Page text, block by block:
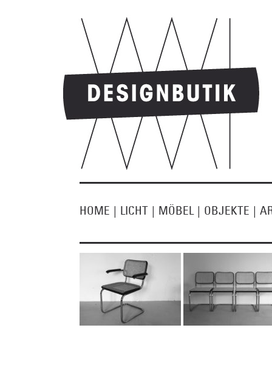
HOME | LICHT | MÖBEL | OBJEKTE |